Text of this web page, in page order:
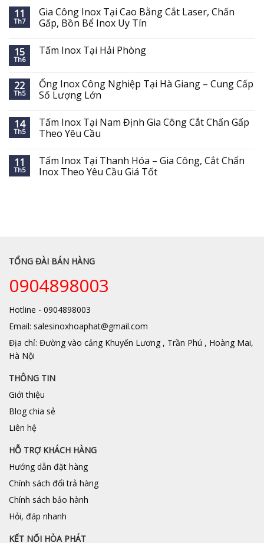
11
Th7
Gia Công Inox Tại Cao Bằng Cắt Laser, Chấn
Gấp, Bồn Bể Inox Uy Tín
15
Th6
Tấm Inox Tại Hải Phòng
22
Th5
Ống Inox Công Nghiệp Tại Hà Giang – Cung Cấp
Số Lượng Lớn
14
Th5
Tấm Inox Tại Nam Định Gia Công Cắt Chấn Gấp
Theo Yêu Cầu
11
Th5
Tấm Inox Tại Thanh Hóa – Gia Công, Cắt Chấn
Inox Theo Yêu Cầu Giá Tốt
TỔNG ĐÀI BÁN HÀNG
0904898003
Hotline - 0904898003
Email: salesinoxhoaphat@gmail.com
Địa chỉ: Đường vào cảng Khuyến Lương , Trần Phú , Hoàng Mai,
Hà Nội
THÔNG TIN
Giới thiệu
Blog chia sẻ
Liên hệ
HỖ TRỢ KHÁCH HÀNG
Hướng dẫn đặt hàng
Chính sách đổi trả hàng
Chính sách bảo hành
Hỏi, đáp nhanh
KẾT NỐI HÒA PHÁT